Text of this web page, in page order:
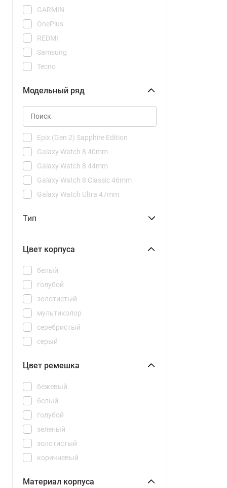
GARMIN
OnePlus
REDMI
Samsung
Tecno
Модельный ряд
Epix (Gen 2) Sapphire Edition
Galaxy Watch 8 40mm
Galaxy Watch 8 44mm
Galaxy Watch 8 Classic 46mm
Galaxy Watch Ultra 47mm
Watch 2 Pro
Watch 3 Pro
Watch S5
Watch Ultra 3
Тип
Цвет корпуса
белый
голубой
золотистый
мультиколор
серебристый
серый
черный
Цвет ремешка
бежевый
белый
голубой
зеленый
золотистый
коричневый
оранжевый
Материал корпуса